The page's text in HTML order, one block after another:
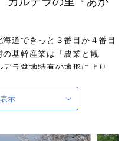
道できっと３番目か４番目
基幹産業は「農業と観
ラ盆地特有の地形により、
るキロロスノーワールドが
村で、日本で最も美しい村
めこの村の営みが次世代へ
示